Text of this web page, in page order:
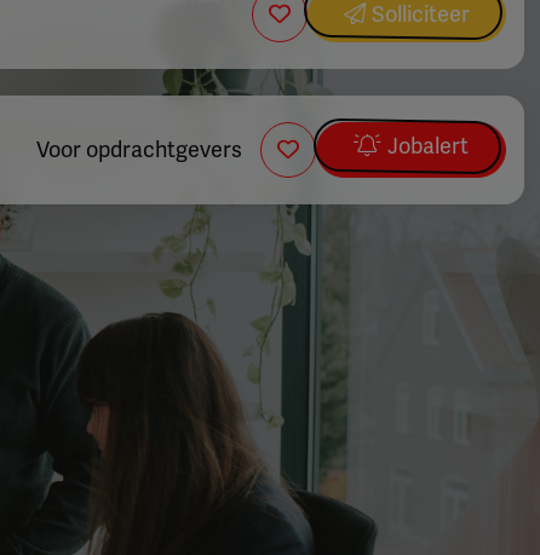
Solliciteer
Voor opdrachtgevers Jobalert